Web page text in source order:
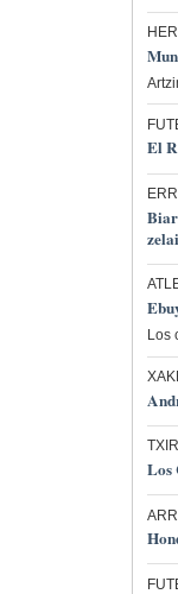
El
Los
Los